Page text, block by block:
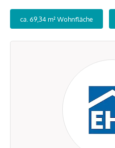
ca. 69,34 m² Wohnfläche